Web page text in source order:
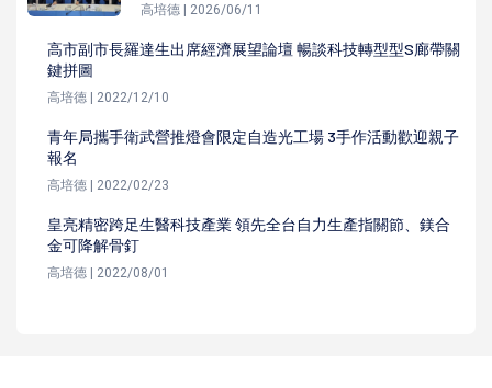
高培德 | 2026/06/11
高市副市長羅達生出席經濟展望論壇 暢談科技轉型型S廊帶關
鍵拼圖
高培德 | 2022/12/10
青年局攜手衛武營推燈會限定自造光工場 3手作活動歡迎親子
報名
高培德 | 2022/02/23
皇亮精密跨足生醫科技產業 領先全台自力生產指關節、鎂合
金可降解骨釘
高培德 | 2022/08/01